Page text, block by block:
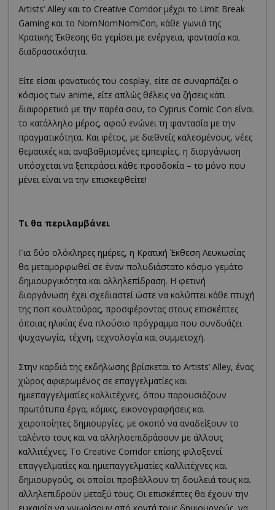
Artists’ Alley και το Creative Corridor μέχρι το Limit Break
Gaming και το NomNomNomiCon, κάθε γωνιά της
Κρατικής Έκθεσης θα γεμίσει με ενέργεια, φαντασία και
διαδραστικότητα.
Είτε είσαι φανατικός του cosplay, είτε σε συναρπάζει ο
κόσμος των anime, είτε απλώς θέλεις να ζήσεις κάτι
διαφορετικό με την παρέα σου, το Cyprus Comic Con είναι
το κατάλληλο μέρος, αφού ενώνει τη φαντασία με την
πραγματικότητα. Και φέτος, με διεθνείς καλεσμένους, νέες
θεματικές και αναβαθμισμένες εμπειρίες, η διοργάνωση
υπόσχεται να ξεπεράσει κάθε προσδοκία – το μόνο που
μένει είναι να την επισκεφθείτε!
Τι θα περιλαμβάνει
Για δύο ολόκληρες ημέρες, η Κρατική Έκθεση Λευκωσίας
θα μεταμορφωθεί σε έναν πολυδιάστατο κόσμο γεμάτο
δημιουργικότητα και αλληλεπίδραση. Η φετινή
διοργάνωση έχει σχεδιαστεί ώστε να καλύπτει κάθε πτυχή
της ποπ κουλτούρας, προσφέροντας στους επισκέπτες
όποιας ηλικίας ένα πλούσιο πρόγραμμα που συνδυάζει
ψυχαγωγία, τέχνη, τεχνολογία και συμμετοχή.
Στην καρδιά της εκδήλωσης βρίσκεται το Artists’ Alley, ένας
χώρος αφιερωμένος σε επαγγελματίες και
ημιεπαγγελματίες καλλιτέχνες, όπου παρουσιάζουν
πρωτότυπα έργα, κόμικς, εικονογραφήσεις και
χειροποίητες δημιουργίες, με σκοπό να αναδείξουν το
ταλέντο τους και να αλληλοεπιδράσουν με άλλους
καλλιτέχνες. Το Creative Corridor επίσης φιλοξενεί
επαγγελματίες και ημιεπαγγελματίες καλλιτέχνες και
δημιουργούς, οι οποίοι προβάλλουν τη δουλειά τους και
αλληλεπιδρούν μεταξύ τους. Οι επισκέπτες θα έχουν την